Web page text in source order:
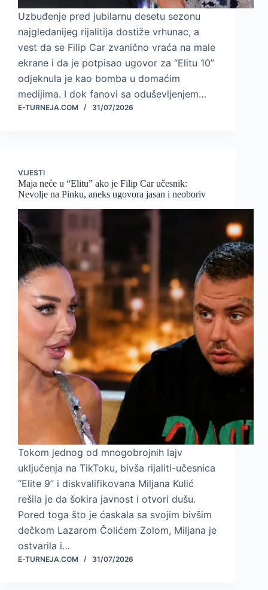
Uzbuđenje pred jubilarnu desetu sezonu
najgledanijeg rijalitija dostiže vrhunac, a
vest da se Filip Car zvanično vraća na male
ekrane i da je potpisao ugovor za “Elitu 10”
odjeknula je kao bomba u domaćim
medijima. I dok fanovi sa oduševljenjem…
E-TURNEJA.COM 31/07/2026
VIJESTI
Maja neće u “Elitu” ako je Filip Car učesnik:
Nevolje na Pinku, aneks ugovora jasan i neoboriv
Tokom jednog od mnogobrojnih lajv
uključenja na TikToku, bivša rijaliti-učesnica
“Elite 9” i diskvalifikovana Miljana Kulić
rešila je da šokira javnost i otvori dušu.
Pored toga što je ćaskala sa svojim bivšim
dečkom Lazarom Čolićem Zolom, Miljana je
ostvarila i…
E-TURNEJA.COM 31/07/2026